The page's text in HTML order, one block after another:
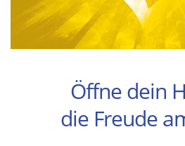
Öffne dein
die Freude